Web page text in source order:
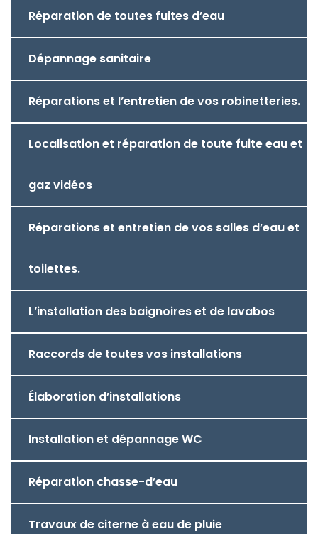
Réparation de toutes fuites d’eau
Dépannage sanitaire
Réparations et l’entretien de vos robinetteries.
Localisation et réparation de toute fuite eau et
gaz vidéos
Réparations et entretien de vos salles d’eau et
toilettes.
L’installation des baignoires et de lavabos
Raccords de toutes vos installations
Élaboration d’installations
Installation et dépannage WC
Réparation chasse-d’eau
Travaux de citerne à eau de pluie